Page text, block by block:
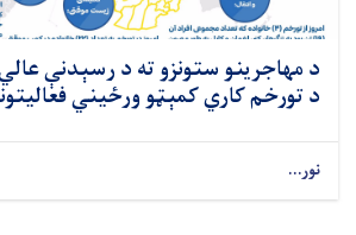
د مهاجرینو ستونزو ته د رسېدنې
د تورخم کاري کمېټو ورځیني
نور...